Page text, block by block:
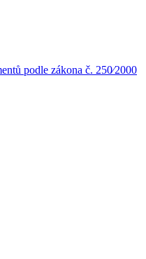
podle zákona č. 250⁄2000